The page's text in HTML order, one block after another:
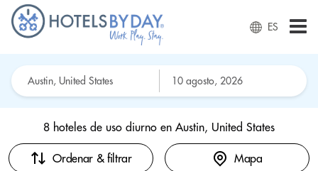
ES
8 hoteles de uso diurno en Austin, United States
Ordenar & filtrar Mapa